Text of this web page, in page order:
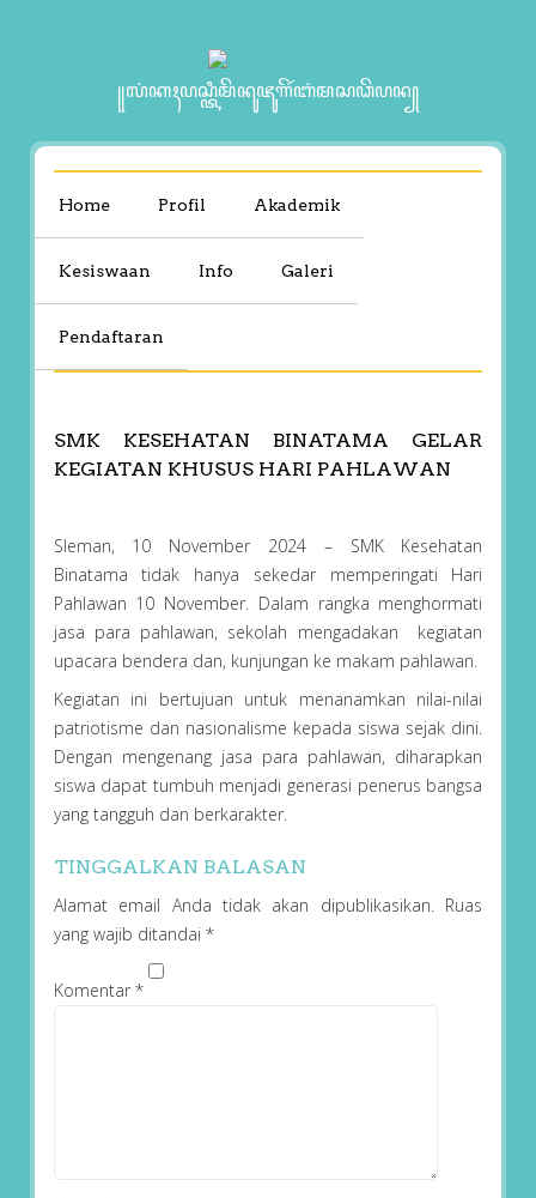
꧋ꦭꦁꦏꦃꦥꦱ꧀ꦠꦶꦩꦼꦤꦸꦗꦸꦒꦼꦂꦧꦁꦩꦱꦣꦼꦥꦤ꧀
Home Profil Akademik
Kesiswaan Info Galeri
Pendaftaran
SMK KESEHATAN BINATAMA GELAR
KEGIATAN KHUSUS HARI PAHLAWAN
Sleman, 10 November 2024 – SMK Kesehatan
Binatama tidak hanya sekedar memperingati Hari
Pahlawan 10 November. Dalam rangka menghormati
jasa para pahlawan, sekolah mengadakan kegiatan
upacara bendera dan, kunjungan ke makam pahlawan.
Kegiatan ini bertujuan untuk menanamkan nilai-nilai
patriotisme dan nasionalisme kepada siswa sejak dini.
Dengan mengenang jasa para pahlawan, diharapkan
siswa dapat tumbuh menjadi generasi penerus bangsa
yang tangguh dan berkarakter.
TINGGALKAN BALASAN
Alamat email Anda tidak akan dipublikasikan. Ruas
yang wajib ditandai *
Komentar *